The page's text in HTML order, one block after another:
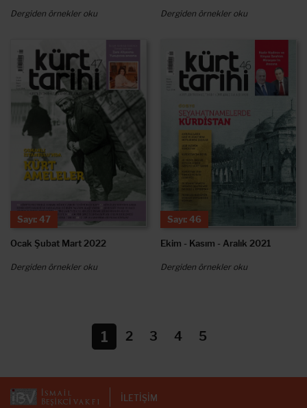
Dergiden örnekler oku Dergiden örnekler oku
Sayı: 47
Ocak Şubat Mart 2022
Dergiden örnekler oku
Sayı: 46
Ekim - Kasım - Aralık 2021
Dergiden örnekler oku
1 2 3 4 5
İLETİŞİM